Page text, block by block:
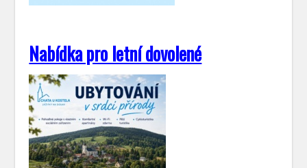
Nabídka pro letní dovolené